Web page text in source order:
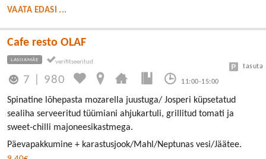
VAATA EDASI ...
Cafe resto OLAF
LASNAMÄE
7 980 11:00-15:00
tasuta
Spinatine lõhepasta mozarella juustuga/ Josperi küpsetatud
sealiha serveeritud tüümiani ahjukartuli, grillitud tomati ja
sweet-chilli majoneesikastmega.
Päevapakkumine + karastusjook/Mahl/Neptunas vesi/Jäätee.